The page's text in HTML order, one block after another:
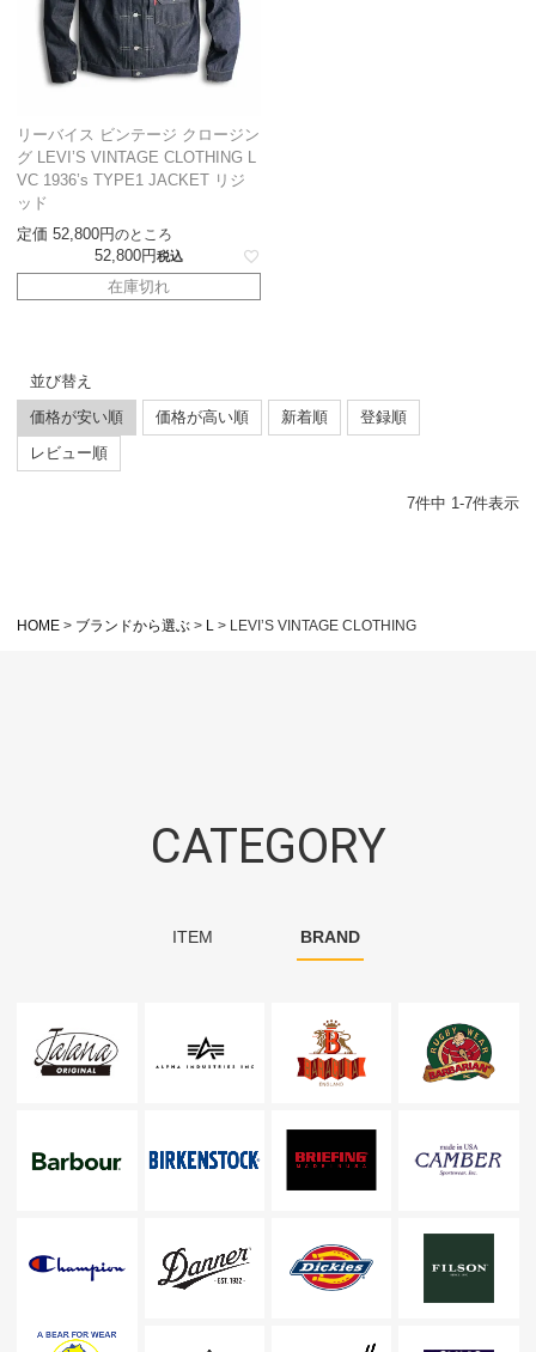
リーバイス ビンテージ クロージン
グ LEVI’S VINTAGE CLOTHING L
VC 1936’s TYPE1 JACKET リジ
ッド
定価 52,800 のところ
52,800 税込
在庫切れ
並び替え
価格が安い順
価格が高い順 新着順
登録順
レビュー順
7件中 1 -7件表示
HOME ブランドから選ぶ L LEVI’S VINTAGE CLOTHING
CATEGORY
ITEM BRAND